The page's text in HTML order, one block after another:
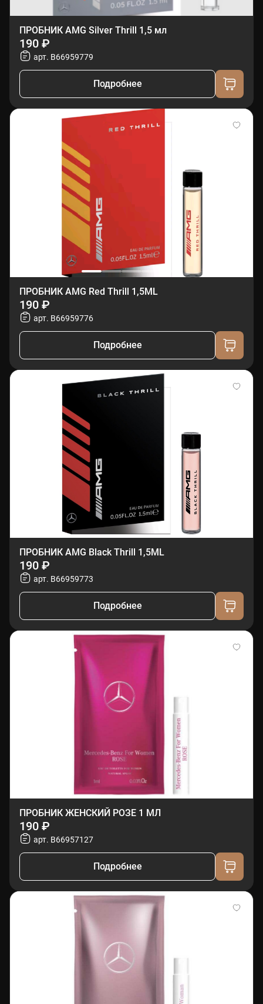
ПРОБНИК AMG Silver Thrill 1,5 мл
190 ₽
арт. B66959779
Подробнее
ПРОБНИК AMG Red Thrill 1,5ML
190 ₽
арт. B66959776
Подробнее
ПРОБНИК AMG Black Thrill 1,5ML
190 ₽
арт. B66959773
Подробнее
ПРОБНИК ЖЕНСКИЙ РОЗЕ 1 МЛ
190 ₽
арт. B66957127
Подробнее